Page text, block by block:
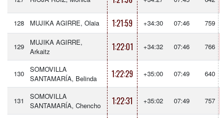
128 MUJIKA AGIRRE, Olaia 1:21:59 +34:30 07:46 759
129
MUJIKA AGIRRE,
Arkaitz
1:22:01 +34:32 07:46 766
130
SOMOVILLA
SANTAMARÍA, Belinda
1:22:29 +35:00 07:49 640
131
SOMOVILLA
SANTAMARÍA, Chencho
1:22:31 +35:02 07:49 757